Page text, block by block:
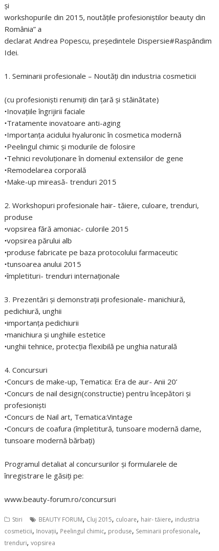
şi
workshopurile din 2015, noutăţile profesioniştilor beauty din
România” a
declarat Andrea Popescu, președintele Dispersie#Raspândim
Idei.
1. Seminarii profesionale – Noutăţi din industria cosmeticii
(cu profesionişti renumiţi din ţară şi stăinătate)
•Inovaţiile îngrijirii faciale
•Tratamente inovatoare anti-aging
•Importanţa acidului hyaluronic în cosmetica modernă
•Peelingul chimic şi modurile de folosire
•Tehnici revoluţionare în domeniul extensiilor de gene
•Remodelarea corporală
•Make-up mireasă- trenduri 2015
2. Workshopuri profesionale hair- tăiere, culoare, trenduri,
produse
•vopsirea fără amoniac- culorile 2015
•vopsirea părului alb
•produse fabricate pe baza protocolului farmaceutic
•tunsoarea anului 2015
•împletituri- trenduri internaţionale
3. Prezentări şi demonstraţii profesionale- manichiură,
pedichiură, unghii
•importanţa pedichiurii
•manichiura şi unghiile estetice
•unghii tehnice, protecţia flexibilă pe unghia naturală
4. Concursuri
•Concurs de make-up, Tematica: Era de aur- Anii 20’
•Concurs de nail design(constructie) pentru începători şi
profesionişti
•Concurs de Nail art, Tematica:Vintage
•Concurs de coafura (împletitură, tunsoare modernă dame,
tunsoare modernă bărbaţi)
Programul detaliat al concursurilor şi formularele de
înregistrare le găsiţi pe:
www.beauty-forum.ro/concursuri
Stiri BEAUTY FORUM, Cluj 2015, culoare, hair- tăiere, industria
cosmeticii, Inovaţii, Peelingul chimic, produse, Seminarii profesionale,
trenduri,vopsirea